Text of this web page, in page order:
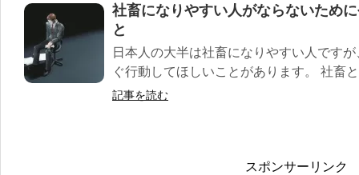
社畜になりやすい人がならないため
と
日本人の大半は社畜になりやすい人です
ぐ行動してほしいことがあります。 社畜
記事を読む
スポンサーリンク